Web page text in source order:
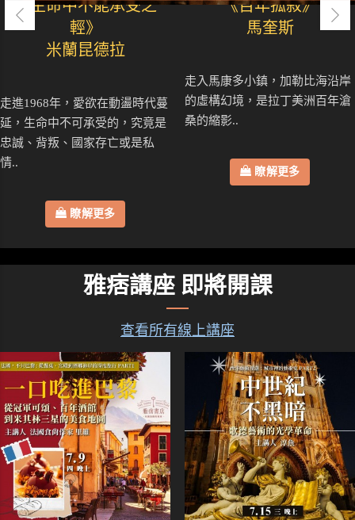
《生命中不能承受之
輕》
米蘭昆德拉
走進1968年，愛欲在動盪時代蔓
延，生命中不可承受的，究竟是
忠誠、背叛、國家存亡或是私
情..
瞭解更多
《百年孤寂》
馬奎斯
走入馬康多小鎮，加勒比海沿岸
的虛構幻境，是拉丁美洲百年滄
桑的縮影..
瞭解更多
雅痞講座 即將開課
查看所有線上講座